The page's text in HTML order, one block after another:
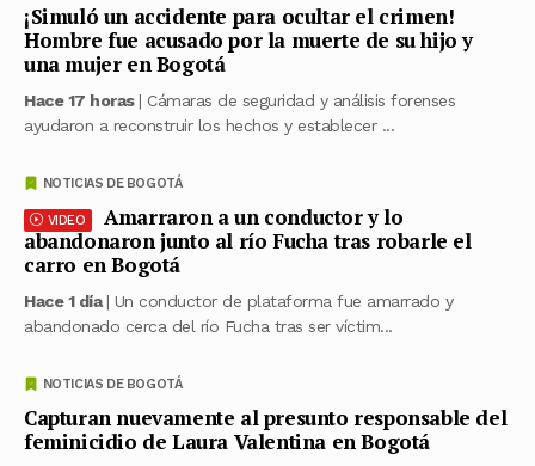
¡Simuló un accidente para ocultar el crimen!
Hombre fue acusado por la muerte de su hijo y
una mujer en Bogotá
Hace 17 horas| Cámaras de seguridad y análisis forenses
ayudaron a reconstruir los hechos y establecer ...
NOTICIAS DE BOGOTÁ
VIDEO
Amarraron a un conductor y lo
abandonaron junto al río Fucha tras robarle el
carro en Bogotá
Hace 1 día| Un conductor de plataforma fue amarrado y
abandonado cerca del río Fucha tras ser víctim...
NOTICIAS DE BOGOTÁ
Capturan nuevamente al presunto responsable del
feminicidio de Laura Valentina en Bogotá